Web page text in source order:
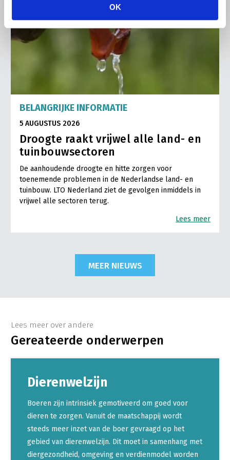
OK
BELANGRIJKE INFORMATIE
5 AUGUSTUS 2026
Droogte raakt vrijwel alle land- en
tuinbouwsectoren
De aanhoudende droogte en hitte zorgen voor
toenemende problemen in de Nederlandse land- en
tuinbouw. LTO Nederland ziet de gevolgen inmiddels in
vrijwel alle sectoren terug.
Lees meer
MEER NIEUWS
Lees meer over andere
Gereateerde onderwerpen
Dierenwelzijn
Boeren zijn intrinsiek gemotiveerd om goed voor
dieren te zorgen. Vanuit de maatschappij wordt
steeds meer inzet van de boer gevraagd op het
gebied van dierenwelzijn. Dit moet in samenhang met
diergezondheid, omgeving en verdienmodel worden